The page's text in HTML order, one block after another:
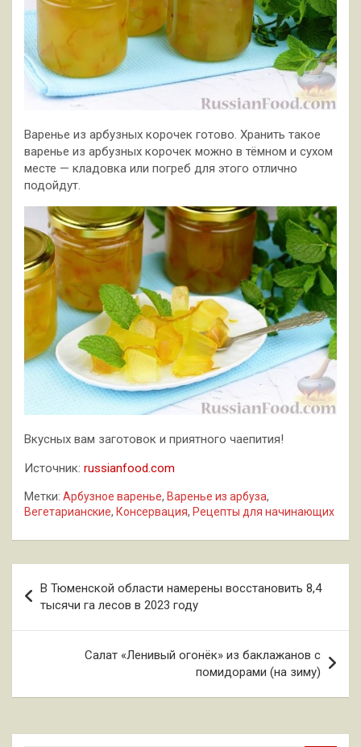
Варенье из арбузных корочек готово. Хранить такое
варенье из арбузных корочек можно в тёмном и сухом
месте — кладовка или погреб для этого отлично
подойдут.
Вкусных вам заготовок и приятного чаепития!
Источник: russianfood.com
Метки: Арбузное варенье, Варенье из арбуза,
Вегетарианские, Консервация, Рецепты для начинающих
по
записям
В Тюменской области намерены восстановить 8,4
тысячи га лесов в 2023 году
Салат «Ленивый огонёк» из баклажанов с
помидорами (на зиму)